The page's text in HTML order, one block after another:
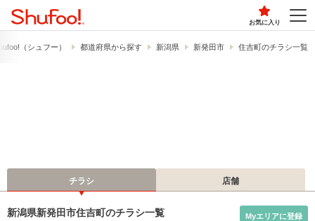
お気に入り
（シュフー） 都道府県から探す 新潟県 新発田市 住吉町のチラシ一覧
チラシ 店舗
新潟県新発田市住吉町のチラシ一覧 Myエリアに登録